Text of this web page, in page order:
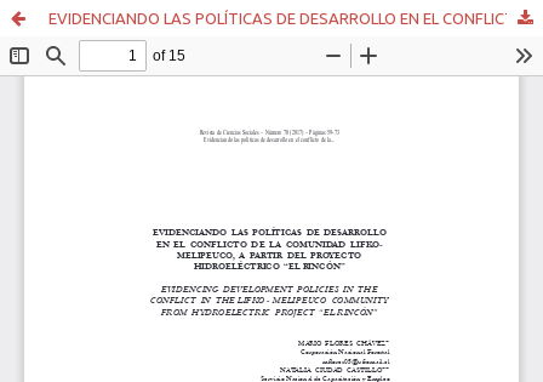
EVIDENCIANDO LAS POLÍTICAS DE DESARROLLO EN EL CONFLICTO DE LA COMUNIDAD LIFKOMELIPEUCO, A PARTIR DEL PROYECTO HIDROELÉCTRICO “EL RINCÓN”